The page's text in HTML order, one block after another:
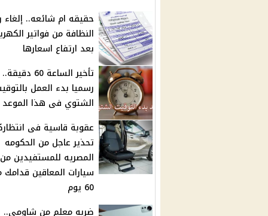
حقيقه ام شائعه..
النظافة من فواتير
بعد ارتفاع اسعارها
تأخير الساعة 60 دقيقة..
رسميا بدء العمل
الشتوي فى هذا الموعد
عقوبة قاسية فى
تحذير عاجل من الحكومه
المصريه للمستفيدين من
سيارات المعاقين
60 يوم